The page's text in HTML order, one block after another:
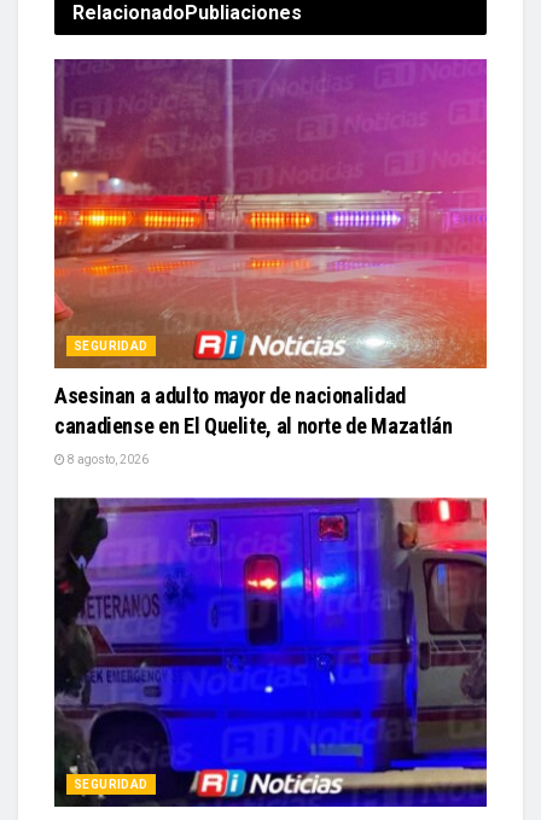
Relacionado Publiaciones
SEGURIDAD
Asesinan a adulto mayor de nacionalidad
canadiense en El Quelite, al norte de Mazatlán
8 agosto, 2026
SEGURIDAD